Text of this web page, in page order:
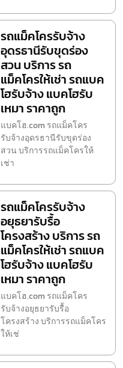
รถแม็คโครรับจ้าง
อุดรธานีรับขุดร่อง
สวน บริการ รถ
แม็คโครให้เช่า รถแบค
โฮรับจ้าง แบคโฮรับ
เหมา ราคาถูก
แบคโฮ.com รถแม็คโคร
รับจ้างอุดรธานีรับขุดร่อง
สวน บริการรถแม็คโครให้
เช่า
รถแม็คโครรับจ้าง
อยุธยารับรื้อ
โครงสร้าง บริการ รถ
แม็คโครให้เช่า รถแบค
โฮรับจ้าง แบคโฮรับ
เหมา ราคาถูก
แบคโฮ.com รถแม็คโคร
รับจ้างอยุธยารับรื้อ
โครงสร้าง บริการรถแม็คโคร
ให้เช่